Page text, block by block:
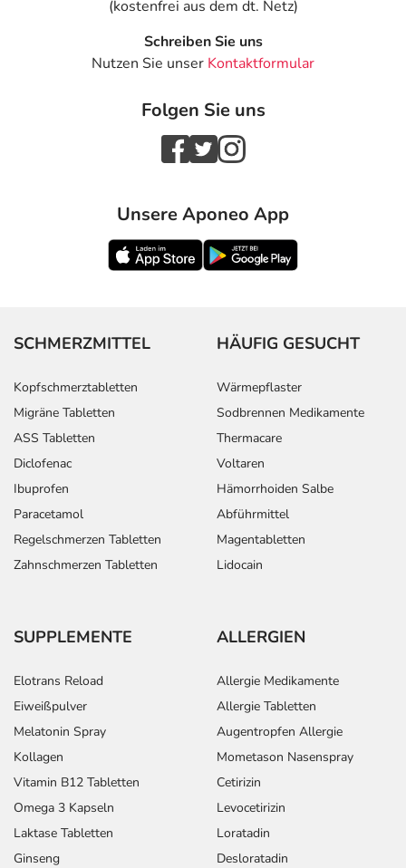
(kostenfrei aus dem dt. Netz)
Schreiben Sie uns
Nutzen Sie unser Kontaktformular
Folgen Sie uns
Unsere Aponeo App
SCHMERZMITTEL
Kopfschmerztabletten
Migräne Tabletten
ASS Tabletten
Diclofenac
Ibuprofen
Paracetamol
Regelschmerzen Tabletten
Zahnschmerzen Tabletten
HÄUFIG GESUCHT
Wärmepflaster
Sodbrennen Medikamente
Thermacare
Voltaren
Hämorrhoiden Salbe
Abführmittel
Magentabletten
Lidocain
SUPPLEMENTE
Elotrans Reload
Eiweißpulver
Melatonin Spray
Kollagen
Vitamin B12 Tabletten
Omega 3 Kapseln
Laktase Tabletten
Ginseng
ALLERGIEN
Allergie Medikamente
Allergie Tabletten
Augentropfen Allergie
Mometason Nasenspray
Cetirizin
Levocetirizin
Loratadin
Desloratadin